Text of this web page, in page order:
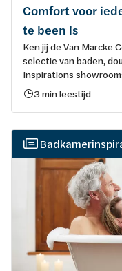
Comfort voor
te been is
Ken jij de Van Marcke
selectie van baden,
Inspirations
3 min leestijd